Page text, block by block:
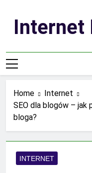
contentInternet
Home
Internet
SEO dla blogów – jak
bloga?
INTERNET